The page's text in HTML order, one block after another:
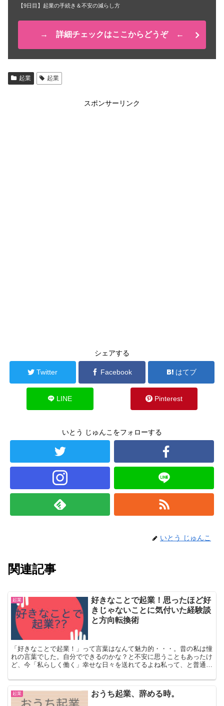
【9日目】起業の手続き＆不安の減らし方
→ 詳細チェックはここからどうぞ ←
起業 起業
スポンサーリンク
シェアする
Twitter Facebook はてブ
LINE Pinterest
いとう じゅんこをフォローする
いとう じゅんこ
関連記事
起業
好きなことで起業！思ったほど好
きじゃないことに気付いた経験談
と方向転換術
「好きなことで起業！」って言葉はなんて魅力的・・・。昔の私は憧
れの言葉でした。自分でできるのかな？と不安に思うこともあったけ
ど、今「私らしく働く」幸せな日々を送れてるよね私って、と普通に
事な視点にも気付きました。
起業 おうち起業、辞める時。